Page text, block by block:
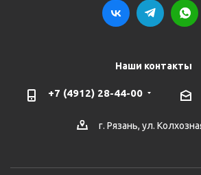
Наши контакты
+7 (4912) 28-44-00
г. Рязань, ул.